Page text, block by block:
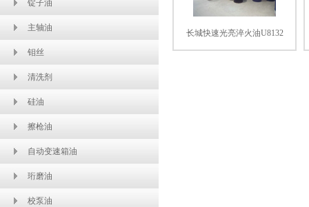
锭子油
主轴油
钼丝
清洗剂
硅油
擦枪油
自动变速箱油
珩磨油
校泵油
长城快速光亮淬火油U8132